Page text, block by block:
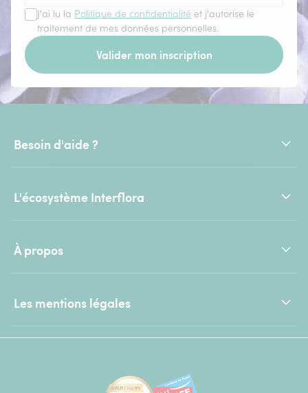
J'ai lu la Politique de confidentialité et j'autorise le
traitement de mes données personnelles.
Valider mon inscription
Besoin d'aide ?
L'écosystème Interflora
À propos
Les mentions légales